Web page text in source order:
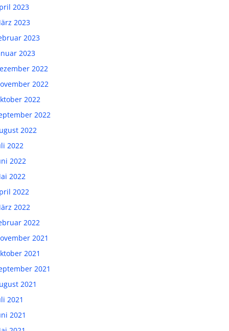
2023
2023
2023
2023
2022
2022
2022
2022
2022
2022
2022
2022
2022
2022
2022
2021
2021
2021
2021
2021
2021